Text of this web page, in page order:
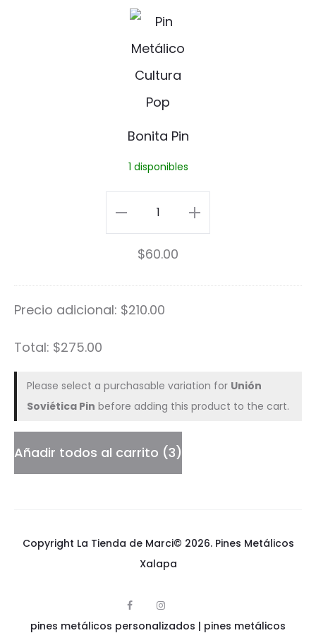
a
P
i
n
B
o
n
i
P
n
Bonita Pin
1 disponibles
Bonita
Pin
cantidad
$60.00
Precio adicional: $210.00
Total: $275.00
Please select a purchasable variation for Unión
Soviética Pin before adding this product to the cart.
Añadir todos al carrito 3
Copyright La Tienda de Marci© 2026.Pines Metálicos
Xalapa
c
s
i
pines metálicos personalizados | pines metálicos